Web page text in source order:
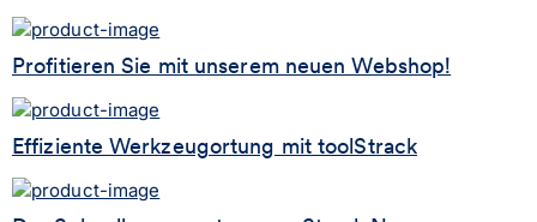
Profitieren Sie mit unserem neuen Webshop!
Effiziente Werkzeugortung mit toolStrack